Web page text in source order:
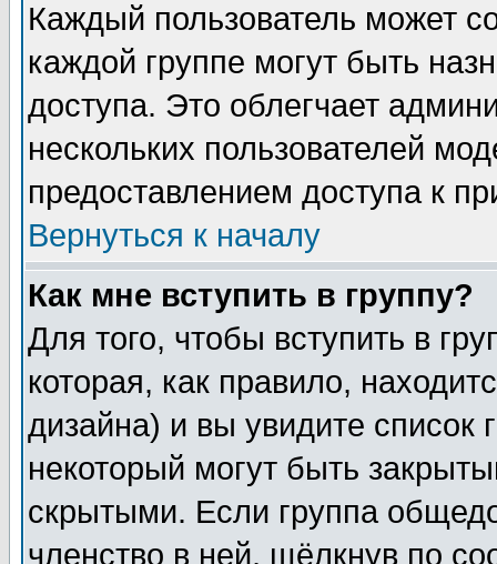
Каждый пользователь может
каждой группе могут быть
доступа. Это облегчает
нескольких пользователей
предоставлением доступа к
Вернуться к началу
Как мне вступить в группу?
Для того, чтобы вступить в
которая, как правило,
дизайна) и вы увидите список
некоторый могут быть
скрытыми. Если группа
членство в ней, щёлкнув по